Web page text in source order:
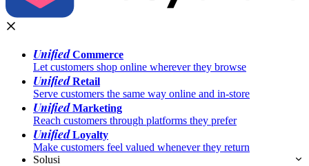
UnifiedCommerce
Let customers shop online wherever they browse
UnifiedRetail
Serve customers the same way online and in-store
UnifiedMarketing
Reach customers through platforms they prefer
UnifiedLoyalty
Make customers feel valued whenever they return
Solusi